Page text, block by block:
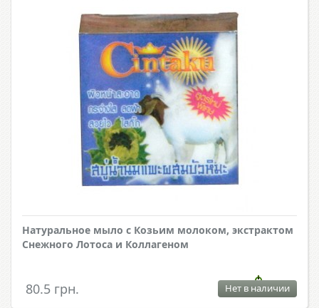
Натуральное мыло с Козьим молоком, экстрактом
Снежного Лотоса и Коллагеном
80.5 грн. Нет в наличии